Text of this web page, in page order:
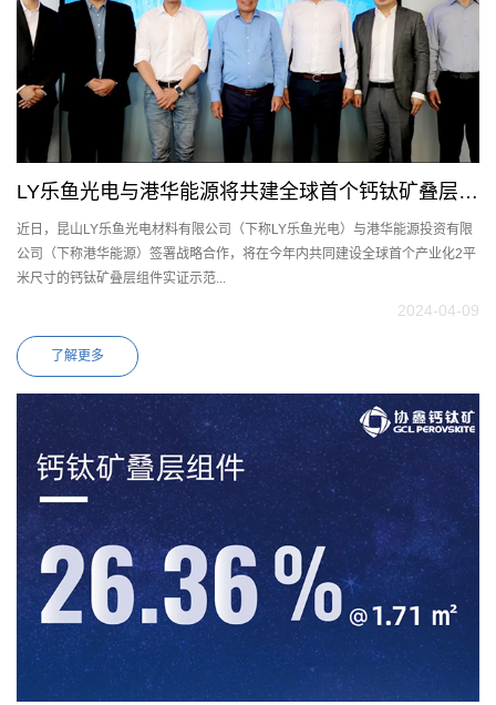
LY乐鱼光电与港华能源将共建全球首个钙钛矿叠层组
件实证示范
近日，昆山LY乐鱼光电材料有限公司（下称LY乐鱼光电）与港华能源投资有限
公司（下称港华能源）签署战略合作，将在今年内共同建设全球首个产业化2平
米尺寸的钙钛矿叠层组件实证示范...
2024-04-09
了解更多